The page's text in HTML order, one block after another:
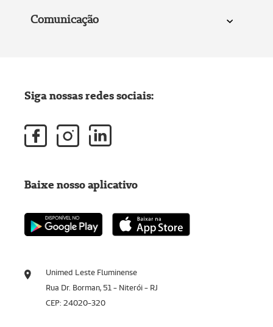
Comunicação
Unimed Leste Fluminense
Rua Dr. Borman, 51 - Niterói - RJ
CEP: 24020-320
Siga nossas redes sociais:
Baixe nosso aplicativo